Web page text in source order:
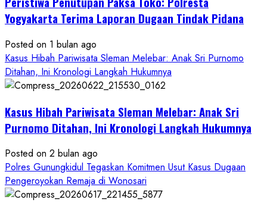
Anak
di
Aliansi
Janji
Kawal
Proses
Sampai
Tuntas
Yogyakarta Terima Laporan Dugaan Tindak Pidana
Posted on 1 bulan ago
Kasus Hibah Pariwisata Sleman Melebar: Anak Sri Purnomo
Ditahan, Ini Kronologi Langkah Hukumnya
Kasus Hibah Pariwisata Sleman Melebar: Anak Sri
Purnomo Ditahan, Ini Kronologi Langkah Hukumnya
Posted on 2 bulan ago
Polres Gunungkidul Tegaskan Komitmen Usut Kasus Dugaan
Pengeroyokan Remaja di Wonosari